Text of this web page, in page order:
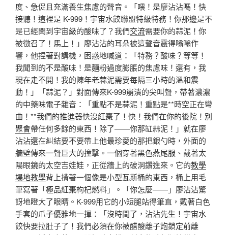
度、急促且充滿養生焦慮的聲音。「喂！是廖沾沾嗎！快
接聽！這裡是 K-999！宇宙水餃聯盟特級特務！你那邊是不
是已經聞到宇宙級的酸味了？我們交流需要你的蒜泥！你
被徵召了！馬上！」廖沾沾的耳朵被這聲音震得嗡嗡作
響，他捏著對講機，困惑地喊道：「特務？酸味？等等！
我聞到的不是酸味！是麵粉過度膨脹的焦慮味！還有，我
現在走不開！我的陳年老蒜泥需要每隔三小時的溫和震
動！」「蒜泥？」對面傳來K-999崩潰的尖叫聲，帶著濃濃
的中藥味電子雜音：「重點不是蒜泥！重點是**時空正在彎
曲！**我們的推進器快沒紅棗了！快！我們在你的後院！別
聚會帶任何多餘的東西！除了——你那缸蒜泥！」就在廖
沾沾還在糾結要不要帶上他最珍愛的那把銀勺時，外面的
牆壁傳來一聲巨大的撞擊。一個穿著黑色燕尾服、戴著太
陽眼鏡的太空吉娃娃，正從牆上的破洞鑽進來。它的教學
場地教學背上揹著一個像是小型瓦斯桶的東西，桶上用毛
筆寫著「極品紅棗枸杞燃料」。「你怎麼——」廖沾沾驚
訝地瞪大了眼睛。K-999用它的小短腿站得筆直，戴著白色
手套的爪子優雅地一揮：「沒時間了，沾沾先生！宇宙水
餃快要拉肚子了！我們必須在你被醋酸離子炮鎖定前離